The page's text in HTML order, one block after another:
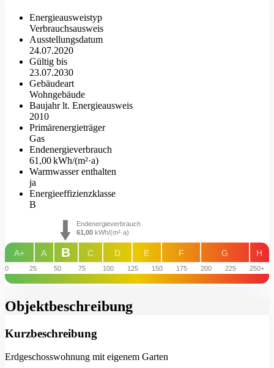
Energieausweistyp
Verbrauchs­ausweis
Ausstellungsdatum
24.07.2020
Gültig bis
23.07.2030
Gebäudeart
Wohngebäude
Baujahr lt. Energieausweis
2010
Primärenergieträger
Gas
Endenergie­verbrauch
61,00 kWh/(m²·a)
Warmwasser enthalten
ja
Energie­effizienz­klasse
B
0 25 50 75 100 125 150 175 200 225 250+
H
G
F
E
D
C
A
A+ B
Endenergieverbrauch
61,00kWh/(m²·a)
Objekt­beschreibung
Kurzbeschreibung
Erdgeschosswohnung mit eigenem Garten